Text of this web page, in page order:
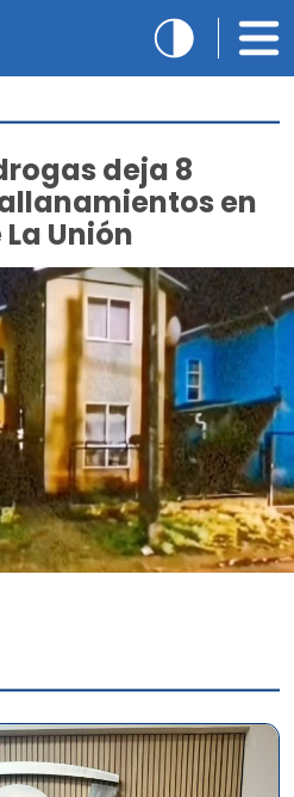
deja 8
en
Unión